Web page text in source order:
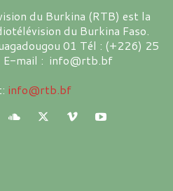
du Burkina (RTB) est la
du Burkina Faso.
01 Tél : (+226) 25
mail : info@rtb.bf
info@rtb.bf